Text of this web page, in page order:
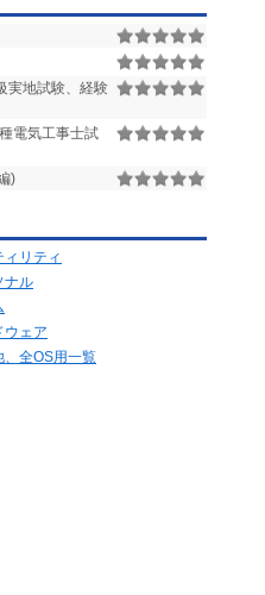
実地試験、経験
電気工事士試
)
ィリティ
ナル
ウェア
、全OS用一覧